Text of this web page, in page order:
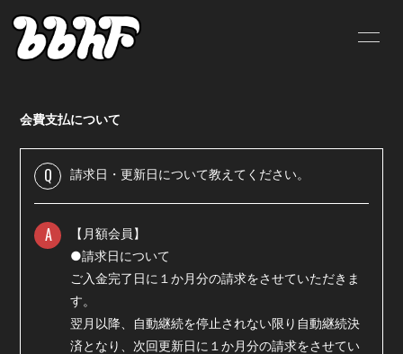
SCHEDULE
VIDEO
DISCOGRAPHY
BLOG
MOVIE
RADIO
SHOP
会費支払について
Q 請求日・更新日について教えてください。
A
【月額会員】
●請求日について
ご入金完了日に１か月分の請求をさせていただきま
す。
翌月以降、自動継続を停止されない限り自動継続決
済となり、次回更新日に１か月分の請求をさせてい